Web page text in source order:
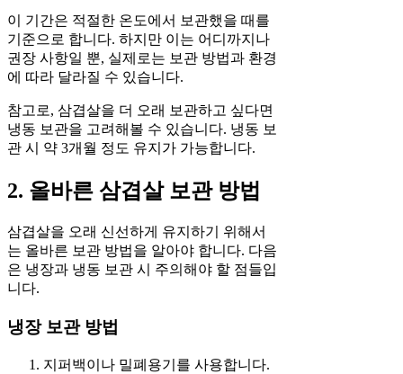
이 기간은 적절한 온도에서 보관했을 때를
기준으로 합니다. 하지만 이는 어디까지나
권장 사항일 뿐, 실제로는 보관 방법과 환경
에 따라 달라질 수 있습니다.
참고로, 삼겹살을 더 오래 보관하고 싶다면
냉동 보관을 고려해볼 수 있습니다. 냉동 보
관 시 약 3개월 정도 유지가 가능합니다.
2. 올바른 삼겹살 보관 방법
삼겹살을 오래 신선하게 유지하기 위해서
는 올바른 보관 방법을 알아야 합니다. 다음
은 냉장과 냉동 보관 시 주의해야 할 점들입
니다.
냉장 보관 방법
지퍼백이나 밀폐용기를 사용합니다.